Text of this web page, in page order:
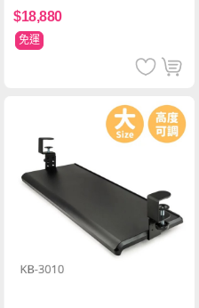
影機+人機迷網
$18,880
免運